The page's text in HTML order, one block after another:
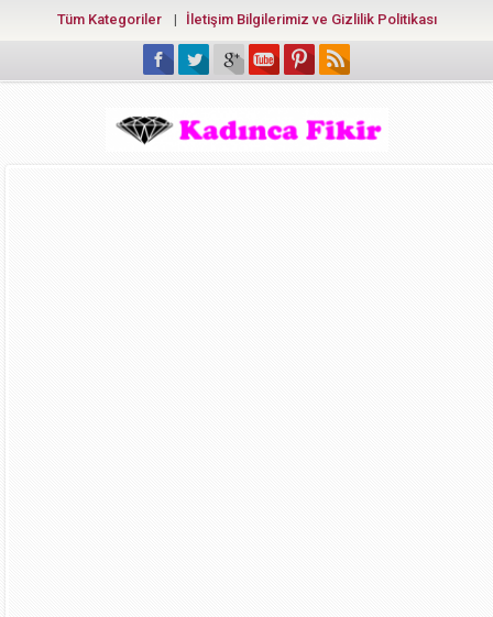
Tüm Kategoriler İletişim Bilgilerimiz ve Gizlilik Politikası